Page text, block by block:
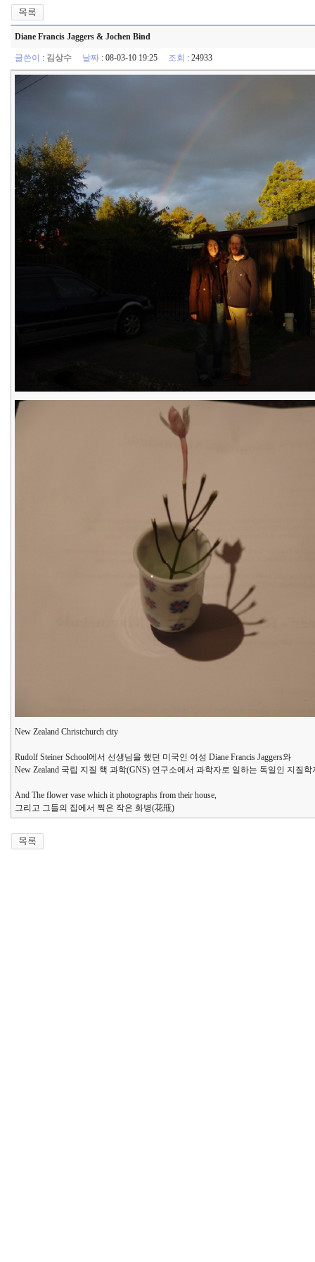
Diane Francis Jaggers & Jochen Bind
글쓴이 : 김상수 날짜 : 08-03-10 19:25 조회 : 24933
New Zealand Christchurch city
Rudolf Steiner School에서 선생님을 했던 미국인 여성 Diane Francis Jaggers와
New Zealand 국립 지질 핵 과학(GNS) 연구소에서 과학자로 일하는 독일인 지질학
And The flower vase which it photographs from their house,
그리고 그들의 집에서 찍은 작은 화병(花甁)